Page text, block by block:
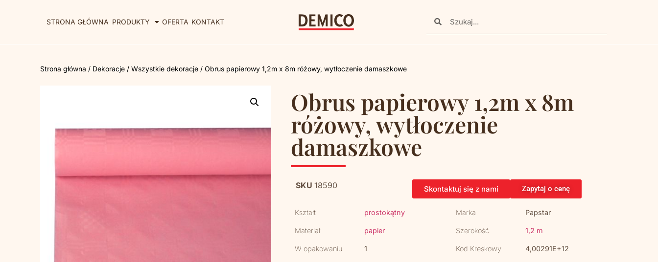
STRONA GŁÓWNA PRODUKTY OFERTA KONTAKT
Strona główna / Dekoracje / Wszystkie dekoracje / Obrus papierowy 1,2m x 8m różowy, wytłoczenie damaszkowe
Obrus papierowy 1,2m x 8m
różowy, wytłoczenie
damaszkowe
SKU 18590 Skontaktuj się z nami Zapytaj o cenę
Kształt prostokątny Marka Papstar
Materiał papier Szerokość 1,2 m
W opakowaniu 1 Kod Kreskowy 4,00291E+12